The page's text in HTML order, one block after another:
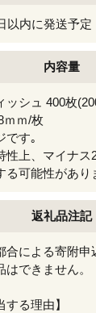
以内に発送予定
内容量
ッシュ 400枚
ｍｍ/枚
です｡
上、マイナス
可能性があり
返礼品注記
による寄附申
できません。
する理由】